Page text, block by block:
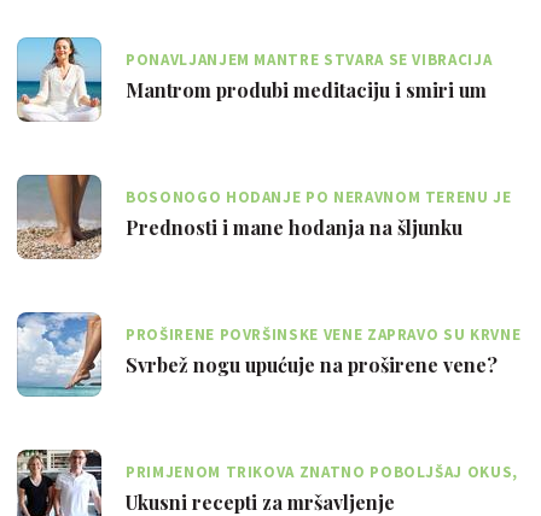
PONAVLJANJEM MANTRE STVARA SE VIBRACIJA
KOJA SE IZ UMA PRENOSI NA TIJELO
Mantrom produbi meditaciju i smiri um
BOSONOGO HODANJE PO NERAVNOM TERENU JE
DOBRO ZA STOPALA KOJA SU ZDRAVA
Prednosti i mane hodanja na šljunku
PROŠIRENE POVRŠINSKE VENE ZAPRAVO SU KRVNE
ŽILE KOJE SU IZGUBILE SVOJU FUNKCIJU
Svrbež nogu upućuje na proširene vene?
PRIMJENOM TRIKOVA ZNATNO POBOLJŠAJ OKUS,
MIRIS I KULINARSKI DOŽIVLJAJ
Ukusni recepti za mršavljenje